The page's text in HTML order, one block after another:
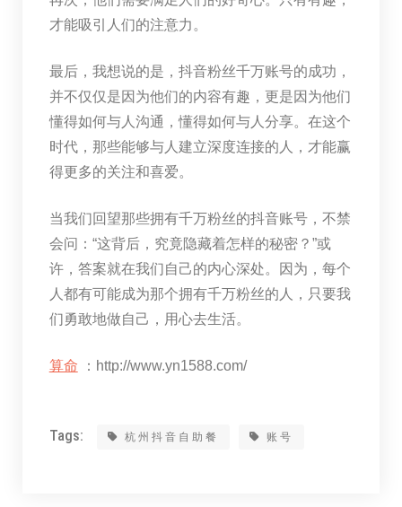
才能吸引人们的注意力。
最后，我想说的是，抖音粉丝千万账号的成功，
并不仅仅是因为他们的内容有趣，更是因为他们
懂得如何与人沟通，懂得如何与人分享。在这个
时代，那些能够与人建立深度连接的人，才能赢
得更多的关注和喜爱。
当我们回望那些拥有千万粉丝的抖音账号，不禁
会问：“这背后，究竟隐藏着怎样的秘密？”或
许，答案就在我们自己的内心深处。因为，每个
人都有可能成为那个拥有千万粉丝的人，只要我
们勇敢地做自己，用心去生活。
算命 ：http://www.yn1588.com/
Tags: 杭州抖音自助餐 账号